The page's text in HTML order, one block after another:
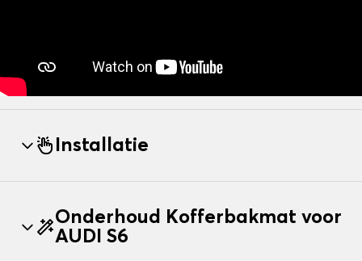
Installatie
Onderhoud Kofferbakmat voor
AUDI S6